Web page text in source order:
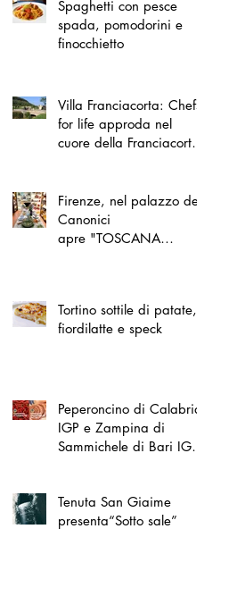
Spaghetti con pesce
spada, pomodorini e
finocchietto
Villa Franciacorta: Chefs
for life approda nel
cuore della Franciacorta,
Firenze, nel palazzo dei
Canonici
apre "TOSCANA
Tortino sottile di patate,
fiordilatte e speck
Peperoncino di Calabria
IGP e Zampina di
Sammichele di Bari IGP
Tenuta San Giaime
presenta“Sotto sale”